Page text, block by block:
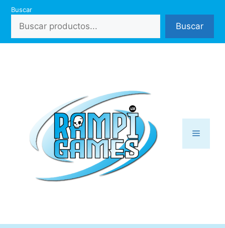
Saltar
contenido
Buscar
Buscar
Menú